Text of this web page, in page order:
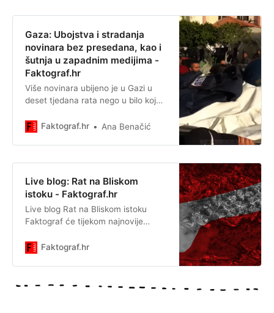
Gaza: Ubojstva i stradanja
novinara bez presedana, kao i
šutnja u zapadnim medijima -
Faktograf.hr
Više novinara ubijeno je u Gazi u
deset tjedana rata nego u bilo kojoj
kada se to počelo bilježiti.
Faktograf.hr Ana Benačić
Live blog: Rat na Bliskom
istoku - Faktograf.hr
Live blog Rat na Bliskom istoku
Faktograf će tijekom najnovije
live blog kako bi našim čitateljima i
mjestu, po kronološkom redoslijedu
Faktograf.hr